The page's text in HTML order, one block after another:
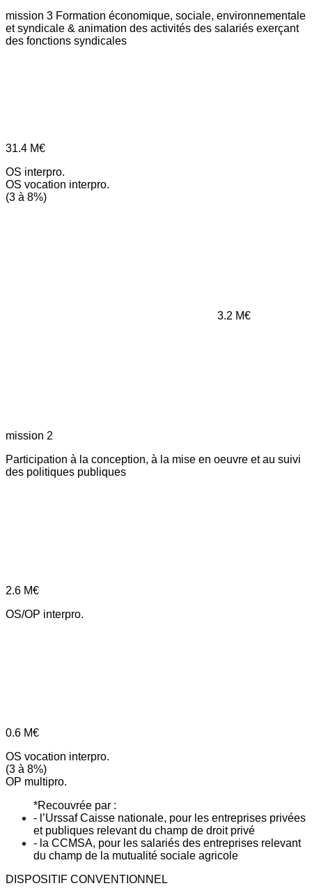
mission 3 Formation économique, sociale, environnementale
et syndicale & animation des activités des salariés exerçant
des fonctions syndicales
31.4 M€
OS interpro.
OS vocation interpro.
(3 à 8%)
3.2 M€
mission 2
Participation à la conception, à la mise en oeuvre et au suivi
des politiques publiques
2.6 M€
OS/OP interpro.
0.6 M€
OS vocation interpro.
(3 à 8%)
OP multipro.
*Recouvrée par :
- l’Urssaf Caisse nationale, pour les entreprises privées
et publiques relevant du champ de droit privé
- la CCMSA, pour les salariés des entreprises relevant
du champ de la mutualité sociale agricole
DISPOSITIF CONVENTIONNEL